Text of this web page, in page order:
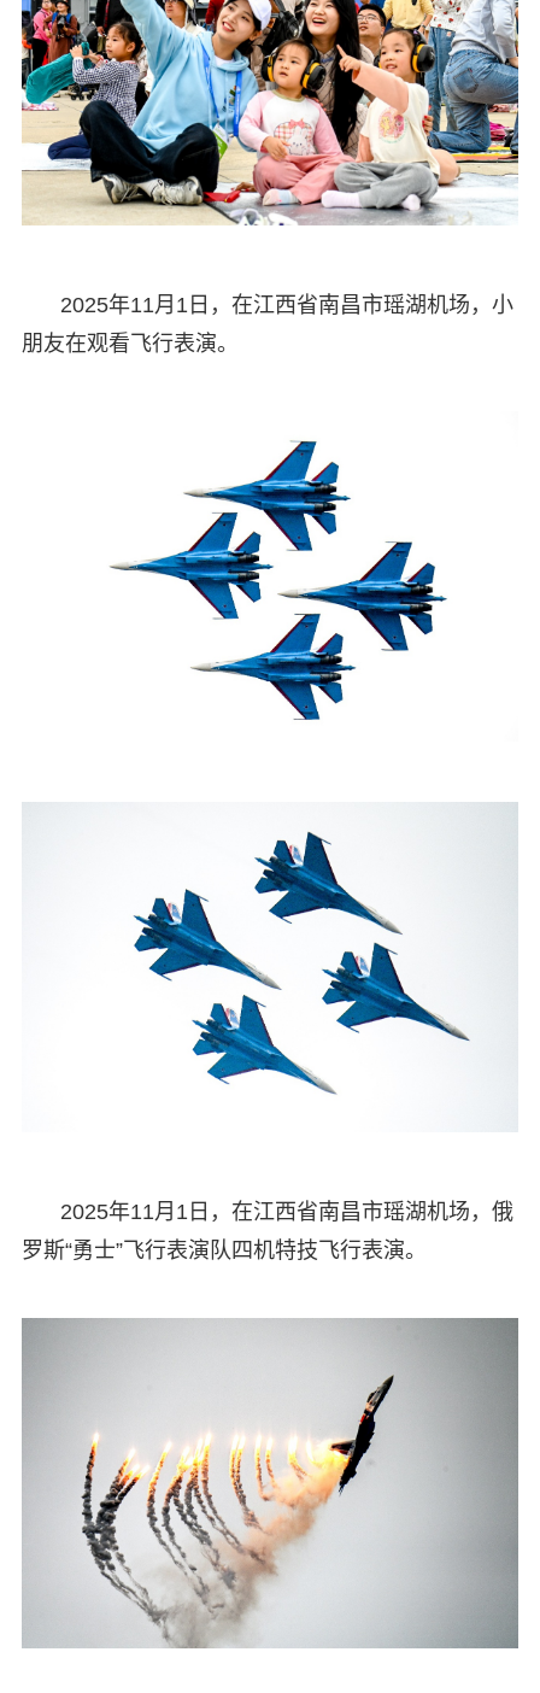
2025年11月1日，在江西省南昌市瑶湖机场，小
朋友在观看飞行表演。
2025年11月1日，在江西省南昌市瑶湖机场，俄
罗斯“勇士”飞行表演队四机特技飞行表演。